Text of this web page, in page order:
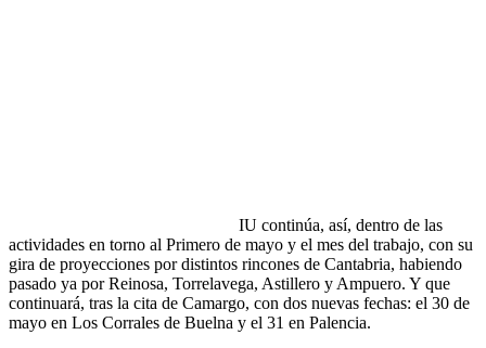
IU continúa, así, dentro de las
actividades en torno al Primero de mayo y el mes del trabajo, con su
gira de proyecciones por distintos rincones de Cantabria, habiendo
pasado ya por Reinosa, Torrelavega, Astillero y Ampuero. Y que
continuará, tras la cita de Camargo, con dos nuevas fechas: el 30 de
mayo en Los Corrales de Buelna y el 31 en Palencia.